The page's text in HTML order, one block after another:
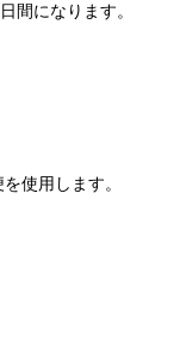
間になります。
使用します。